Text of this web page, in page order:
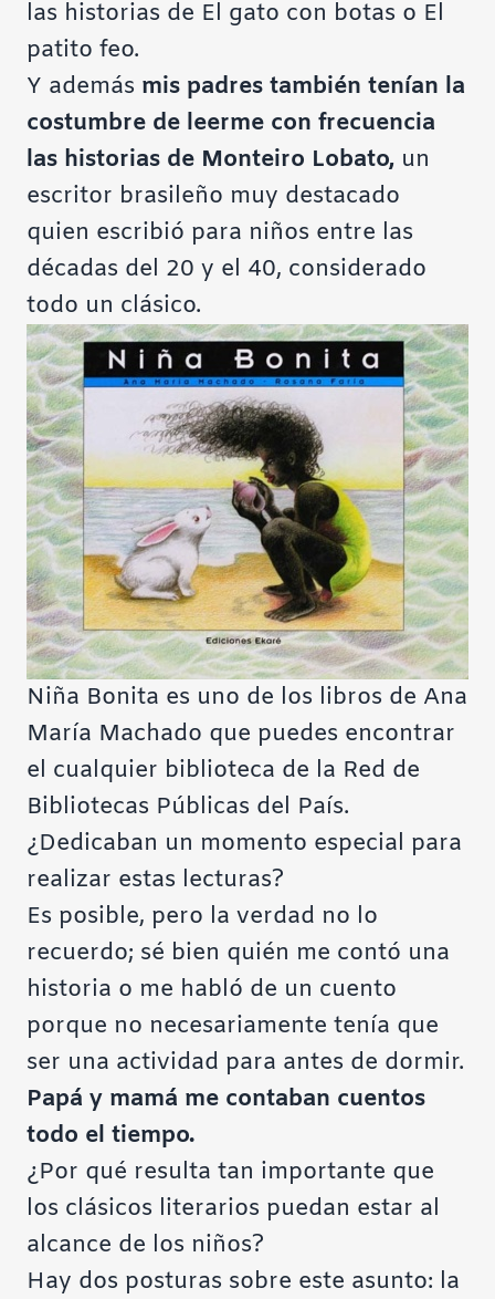
las historias de El gato con botas o El
patito feo.
Y además mis padres también tenían la
costumbre de leerme con frecuencia
las historias de Monteiro Lobato, un
escritor brasileño muy destacado
quien escribió para niños entre las
décadas del 20 y el 40, considerado
todo un clásico.
Niña Bonita es uno de los libros de Ana
María Machado que puedes encontrar
el cualquier biblioteca de la Red de
Bibliotecas Públicas del País.
¿Dedicaban un momento especial para
realizar estas lecturas?
Es posible, pero la verdad no lo
recuerdo; sé bien quién me contó una
historia o me habló de un cuento
porque no necesariamente tenía que
ser una actividad para antes de dormir.
Papá y mamá me contaban cuentos
todo el tiempo.
¿Por qué resulta tan importante que
los clásicos literarios puedan estar al
alcance de los niños?
Hay dos posturas sobre este asunto: la